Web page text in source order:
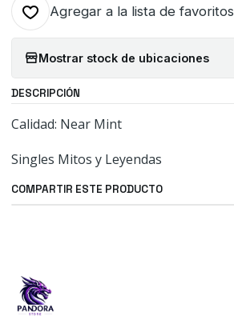
Agregar a la lista de favoritos
Mostrar stock de ubicaciones
DESCRIPCIÓN
Calidad: Near Mint
Singles Mitos y Leyendas
COMPARTIR ESTE PRODUCTO